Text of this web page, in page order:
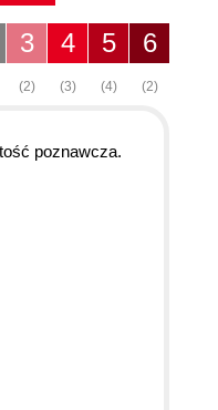
6
(2)
5
(4)
4
(3)
3
(2)
poznawcza.